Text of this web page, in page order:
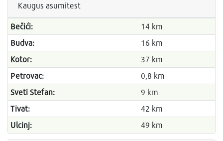
Kaugus asumitest
Bečići:
14 km
Budva:
16 km
Kotor:
37 km
Petrovac:
0,8 km
Sveti Stefan:
9 km
Tivat:
42 km
Ulcinj:
49 km